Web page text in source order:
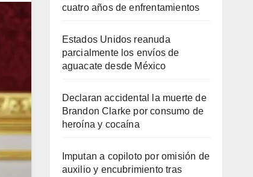
cuatro años de enfrentamientos
Estados Unidos reanuda
parcialmente los envíos de
aguacate desde México
Declaran accidental la muerte de
Brandon Clarke por consumo de
heroína y cocaína
Imputan a copiloto por omisión de
auxilio y encubrimiento tras